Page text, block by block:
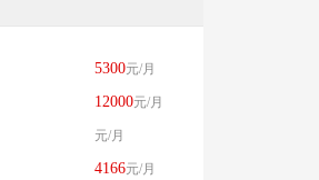
5300元/月
12000元/月
元/月
4166元/月